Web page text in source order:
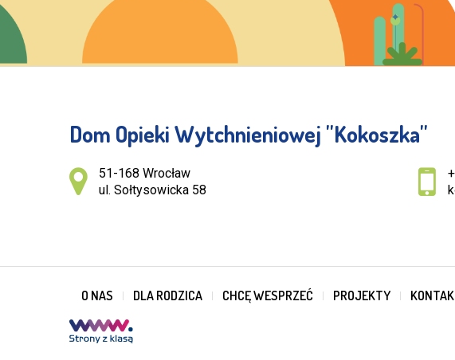
Dom Opieki Wytchnieniowej ''Kokoszka''
Adres pocztowy:
51-168 Wrocław
ul. Sołtysowicka 58
O NAS DLA RODZICA CHCĘ WESPRZEĆ PROJEKTY